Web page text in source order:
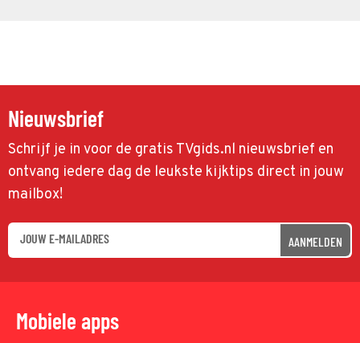
Nieuwsbrief
Schrijf je in voor de gratis TVgids.nl nieuwsbrief en
ontvang iedere dag de leukste kijktips direct in jouw
mailbox!
AANMELDEN
Mobiele apps